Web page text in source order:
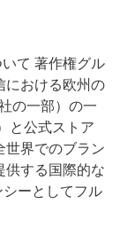
て 著作権グル
における欧州の
の一部）の一
と公式ストア
世界でのブラン
供する国際的な
ーとしてフル